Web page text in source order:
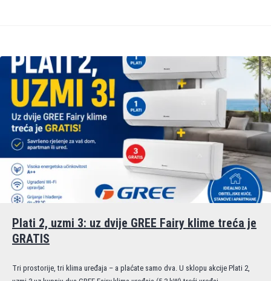
Plati 2, uzmi 3: uz dvije GREE Fairy klime treća je
GRATIS
Tri prostorije, tri klima uređaja – a plaćate samo dva. U sklopu akcije Plati 2,